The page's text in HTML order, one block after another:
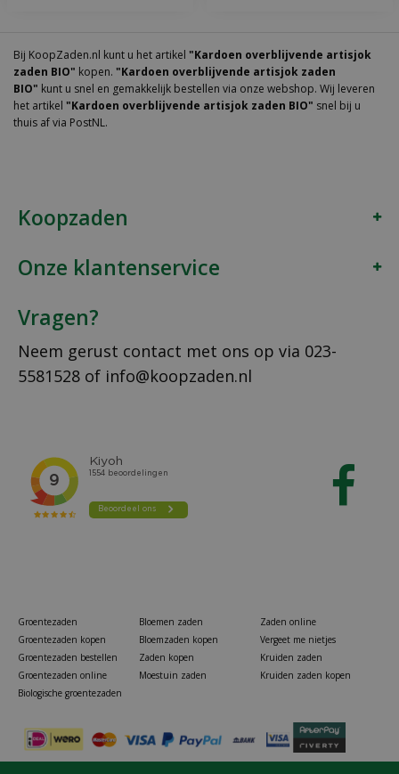
Kardoen overblijvende artisjok zaden BIO
Bij KoopZaden.nl kunt u het artikel "Kardoen overblijvende artisjok
zaden BIO" kopen. "Kardoen overblijvende artisjok zaden
BIO" kunt u snel en gemakkelijk bestellen via onze webshop. Wij leveren
het artikel "Kardoen overblijvende artisjok zaden BIO" snel bij u
thuis af via PostNL.
Koopzaden
Onze klantenservice
Vragen?
Neem gerust contact met ons op via 023-
5581528 of info@koopzaden.nl
Groentezaden
Groentezaden kopen
Groentezaden bestellen
Groentezaden online
Biologische groentezaden
Bloemen zaden
Bloemzaden kopen
Zaden kopen
Moestuin zaden
Zaden online
Vergeet me nietjes
Kruiden zaden
Kruiden zaden kopen